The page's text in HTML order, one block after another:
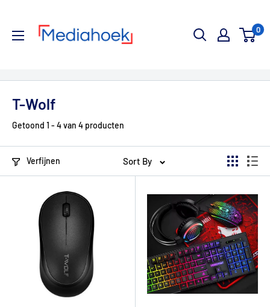
0
T-Wolf
Getoond 1 - 4 van 4 producten
Verfijnen Sort By